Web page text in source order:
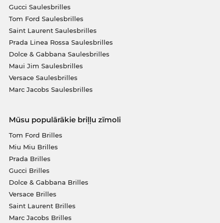
Gucci Saulesbrilles
Tom Ford Saulesbrilles
Saint Laurent Saulesbrilles
Prada Linea Rossa Saulesbrilles
Dolce & Gabbana Saulesbrilles
Maui Jim Saulesbrilles
Versace Saulesbrilles
Marc Jacobs Saulesbrilles
Mūsu populārākie briļļu zīmoli
Tom Ford Brilles
Miu Miu Brilles
Prada Brilles
Gucci Brilles
Dolce & Gabbana Brilles
Versace Brilles
Saint Laurent Brilles
Marc Jacobs Brilles